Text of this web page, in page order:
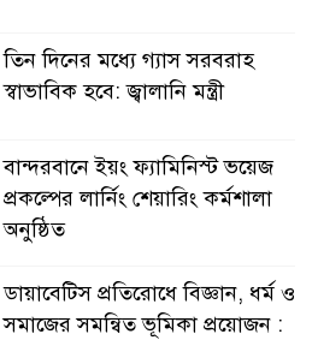
তিন দিনের মধ্যে গ্যাস সরবরাহ
স্বাভাবিক হবে: জ্বালানি মন্ত্রী
বান্দরবানে ইয়ং ফ্যামিনিস্ট ভয়েজ
প্রকল্পের লার্নিং শেয়ারিং কর্মশালা
অনুষ্ঠিত
ডায়াবেটিস প্রতিরোধে বিজ্ঞান, ধর্ম ও
সমাজের সমন্বিত ভূমিকা প্রয়োজন :